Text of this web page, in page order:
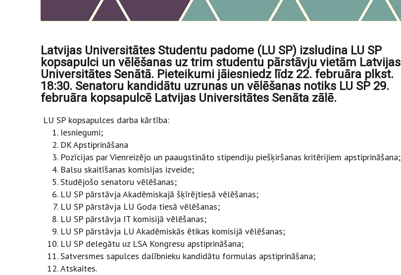
Latvijas Universitātes Studentu padome (LU SP) izsludina LU SP
kopsapulci un vēlēšanas uz trim studentu pārstāvju vietām Latvijas
Universitātes Senātā. Pieteikumi jāiesniedz līdz 22. februāra plkst.
18:30. Senatoru kandidātu uzrunas un vēlēšanas notiks LU SP 29.
februāra kopsapulcē Latvijas Universitātes Senāta zālē.
LU SP kopsapulces darba kārtība:
Iesniegumi;
DK Apstiprināšana
Pozīcijas par Vienreizējo un paaugstināto stipendiju piešķiršanas kritērijiem apstiprināšana;
Balsu skaitīšanas komisijas izveide;
Studējošo senatoru vēlēšanas;
LU SP pārstāvja Akadēmiskajā šķīrējtiesā vēlēšanas;
LU SP pārstāvja LU Goda tiesā vēlēšanas;
LU SP pārstāvja IT komisijā vēlēšanas;
LU SP pārstāvja LU Akadēmiskās ētikas komisijā vēlēšanas;
LU SP delegātu uz LSA Kongresu apstiprināšana;
Satversmes sapulces dalībnieku kandidātu formulas apstiprināšana;
Atskaites.